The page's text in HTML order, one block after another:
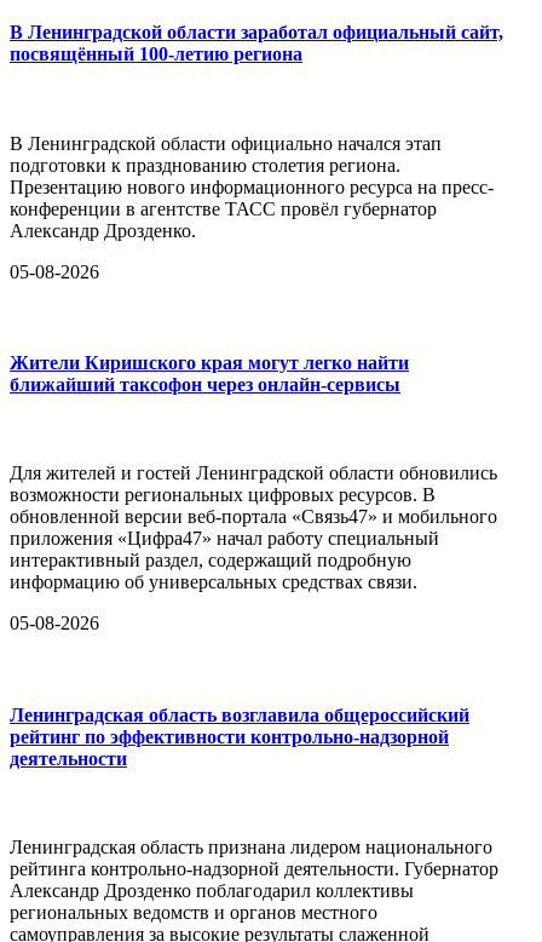
В Ленинградской области заработал официальный сайт,
посвящённый 100-летию региона
В Ленинградской области официально начался этап
подготовки к празднованию столетия региона.
Презентацию нового информационного ресурса на пресс-
конференции в агентстве ТАСС провёл губернатор
Александр Дрозденко.
05-08-2026
Жители Киришского края могут легко найти
ближайший таксофон через онлайн-сервисы
Для жителей и гостей Ленинградской области обновились
возможности региональных цифровых ресурсов. В
обновленной версии веб-портала «Связь47» и мобильного
приложения «Цифра47» начал работу специальный
интерактивный раздел, содержащий подробную
информацию об универсальных средствах связи.
05-08-2026
Ленинградская область возглавила общероссийский
рейтинг по эффективности контрольно-надзорной
деятельности
Ленинградская область признана лидером национального
рейтинга контрольно-надзорной деятельности. Губернатор
Александр Дрозденко поблагодарил коллективы
региональных ведомств и органов местного
самоуправления за высокие результаты слаженной